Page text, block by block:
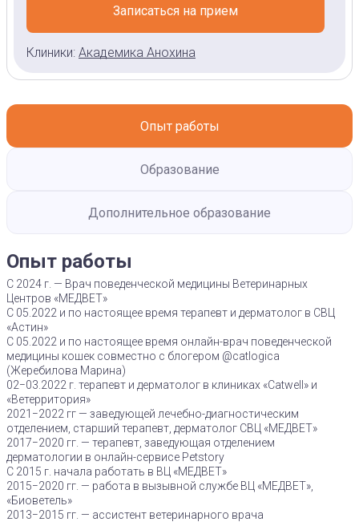
Записаться на прием
Клиники: Академика Анохина
Опыт работы
Образование
Дополнительное образование
Опыт работы
С 2024 г. — Врач поведенческой медицины Ветеринарных
Центров «МЕДВЕТ»
С 05.2022 и по настоящее время терапевт и дерматолог в СВЦ
«Астин»
С 05.2022 и по настоящее время онлайн-врач поведенческой
медицины кошек совместно с блогером @catlogica
(Жеребилова Марина)
02−03.2022 г. терапевт и дерматолог в клиниках «Catwell» и
«Ветерритория»
2021−2022 гг — заведующей лечебно-диагностическим
отделением, старший терапевт, дерматолог СВЦ «МЕДВЕТ»
2017−2020 гг. — терапевт, заведующая отделением
дерматологии в онлайн-сервисе Petstory
С 2015 г. начала работать в ВЦ «МЕДВЕТ»
2015−2020 гг. — работа в вызывной службе ВЦ «МЕДВЕТ»,
«Биоветель»
2013−2015 гг. — ассистент ветеринарного врача